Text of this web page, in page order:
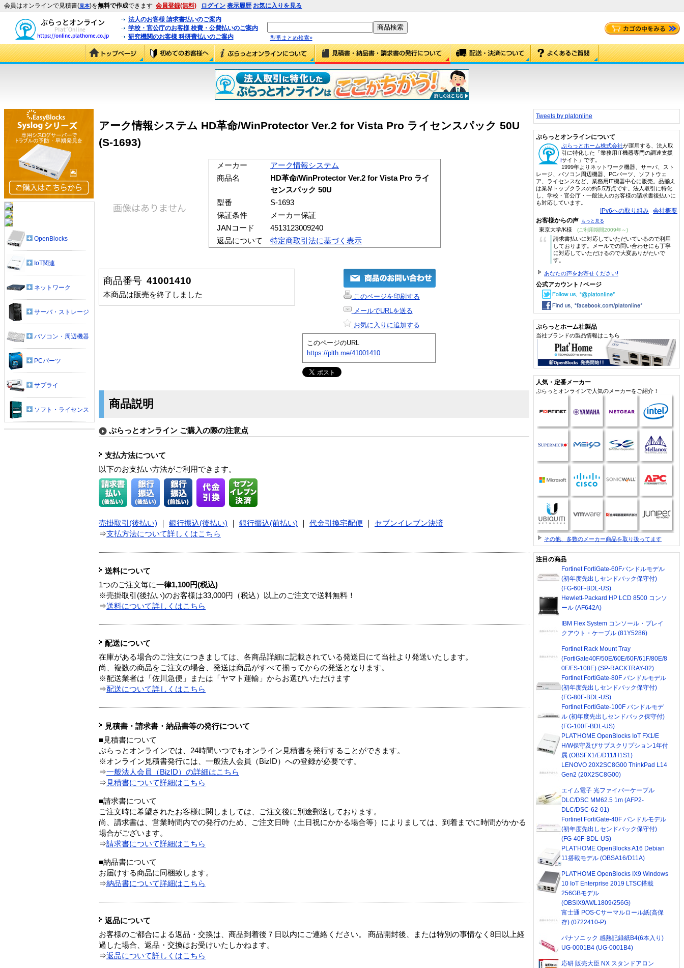
会員はオンラインで見積書(見本)を無料で作成できます 会員登録(無料) ログイン 表示履歴 お気に入りを見る
法人のお客様 請求書払いのご案内
学校・官公庁のお客様 校費・公費払いのご案内
研究機関のお客様 科研費払いのご案内
型番まとめ検索»
アーク情報システム HD革命/WinProtector Ver.2 for Vista Pro ライセンスパック 50U
(S-1693)
メーカー
アーク情報システム
商品名
HD革命/WinProtector Ver.2 for Vista Pro ライ
センスパック 50U
型番
S-1693
保証条件
メーカー保証
JANコード
4513123009240
返品について
特定商取引法に基づく表示
商品番号 41001410
本商品は販売を終了しました
このページを印刷する
メールでURLを送る
お気に入りに追加する
このページのURL
https://plth.me/41001410
商品説明
ぷらっとオンライン ご購入の際の注意点
支払方法について
以下のお支払い方法がご利用できます。
売掛取引(後払い) 銀行振込(後払い) 銀行振込(前払い) 代金引換宅配便
セブンイレブン決済
⇒支払方法について詳しくはこちら
送料について
1つのご注文毎に一律1,100円(税込)
※売掛取引(後払い)のお客様は33,000円（税込）以上のご注文で送料無料！
⇒送料について詳しくはこちら
配送について
在庫がある場合のご注文につきましては、各商品詳細に記載されている発送日にて当社より発送いたします。
尚、複数の商品をご注文の場合、発送は商品がすべて揃ってからの発送となります。
※配送業者は「佐川急便」または「ヤマト運輸」からお選びいただけます
⇒配送について詳しくはこちら
見積書・請求書・納品書等の発行について
■見積書について
ぷらっとオンラインでは、24時間いつでもオンライン見積書を発行することができます。
※オンライン見積書発行には、一般法人会員（BizID）への登録が必要です。
⇒一般法人会員（BizID）の詳細はこちら
⇒ 見積書について詳細はこちら
■請求書について
ご注文時に希望されたお客様に関しましては、ご注文後に別途郵送しております。
尚、請求書は、営業時間内での発行のため、ご注文日時（土日祝にかかる場合等）によりましては、到着までに時間がかかる
場合がございます。
⇒請求書について詳細はこちら
■納品書について
お届けする商品に同梱致します。
⇒納品書について詳細はこちら
返品について
お客様のご都合による返品・交換は、商品到着後７日以内にご連絡ください。 商品開封後、または特別の事情なく8日以上経
過した場合、返品・交換はお受けいたしかねます。
⇒返品について詳しくはこちら
OpenBlocks
IoT関連
ネットワーク
サーバ・ストレージ
パソコン・周辺機器
PCパーツ
サプライ
ソフト・ライセンス
Tweets by platonline
ぷらっとオンラインについて
ぷらっとホーム株式会社が運用する、法人取
引に特化した「業務用IT機器専門の調達支援
サイト」です。
1999年よりネットワーク機器、サーバ、スト
レージ、パソコン周辺機器、PCパーツ、ソフトウェ
ア、ライセンスなど、業務用IT機器中心に販売。品揃え
は業界トップクラスの約5.5万点です。法人取引に特化
し、学校・官公庁・一般法人のお客様の請求書後払いに
も対応しています。
IPv6への取り組み 会社概要
お客様からの声 もっと見る
東京大学/K様 (ご利用期間2009年～)
“
請求書払いに対応していただいているので利用
しております。メールでの問い合わせにも丁寧
に対応していただけるので大変ありがたいで
す。
あなたの声をお寄せください!
公式アカウント / ページ
ぷらっとホーム社製品
当社ブランドの製品情報はこちら
人気・定番メーカー
ぷらっとオンラインで人気のメーカーをご紹介！
その他、多数のメーカー商品を取り扱ってます
注目の商品
Fortinet FortiGate-60Fバンドルモデル
(初年度先出しセンドバック保守付)
(FG-60F-BDL-US)
Hewlett-Packard HP LCD 8500 コンソ
ール (AF642A)
IBM Flex System コンソール・ブレイ
クアウト・ケーブル (81Y5286)
Fortinet Rack Mount Tray
(FortiGate40F/50E/60E/60F/61F/80E/8
0F/FS-108E) (SP-RACKTRAY-02)
Fortinet FortiGate-80F バンドルモデル
(初年度先出しセンドバック保守付)
(FG-80F-BDL-US)
Fortinet FortiGate-100F バンドルモデ
ル (初年度先出しセンドバック保守付)
(FG-100F-BDL-US)
PLAT'HOME OpenBlocks IoT FX1/E
H/W保守及びサブスクリプション1年付
属 (OBSFX1/E/D11/H1S1)
LENOVO 20X2SC8G00 ThinkPad L14
Gen2 (20X2SC8G00)
エイム電子 光ファイバーケーブル
DLC/DSC MM62.5 1m (AFP2-
DLC/DSC-62-01)
Fortinet FortiGate-40F バンドルモデル
(初年度先出しセンドバック保守付)
(FG-40F-BDL-US)
PLAT'HOME OpenBlocks A16 Debian
11搭載モデル (OBSA16/D11A)
PLAT'HOME OpenBlocks IX9 Windows
10 IoT Enterprise 2019 LTSC搭載
256GBモデル
(OBSIX9/W/L1809/256G)
富士通 POS-Cサーマルロール紙(高保
存) (0722410-P)
パナソニック 感熱記録紙B4(6本入り)
UG-0001B4 (UG-0001B4)
応研 販売大臣 NX スタンドアロン